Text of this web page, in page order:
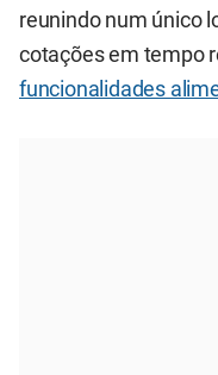
reunindo num único
cotações em tempo
funcionalidades